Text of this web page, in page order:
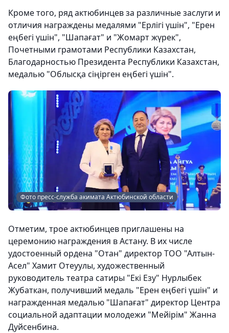
Кроме того, ряд актюбинцев за различные заслуги и
отличия награждены медалями "Ерлігі үшін", "Ерен
еңбегі үшін", "Шапағат" и "Жомарт жүрек",
Почетными грамотами Республики Казахстан,
Благодарностью Президента Республики Казахстан,
медалью "Облысқа сіңірген еңбегі үшін".
Фото пресс-служба акимата Актюбинской области
Отметим, трое актюбинцев приглашены на
церемонию награждения в Астану. В их числе
удостоенный ордена "Отан" директор ТОО "Алтын-
Асел" Хамит Отеуулы, художественный
руководитель театра сатиры "Екі Езу" Нурлыбек
Жубаткан, получивший медаль "Ерен еңбегі үшін" и
награжденная медалью "Шапағат" директор Центра
социальной адаптации молодежи "Мейірім" Жанна
Дуйсенбина.